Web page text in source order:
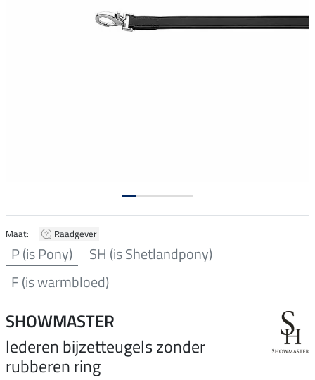
Maat: | Raadgever
P (is Pony)
SH (is Shetlandpony)
F (is warmbloed)
SHOWMASTER
lederen bijzetteugels zonder
rubberen ring